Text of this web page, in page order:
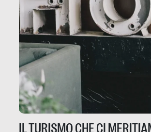
IL TURISMO CHE CI